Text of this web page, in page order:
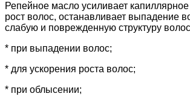
Репейное масло усиливает
рост волос, останавливает выпадение
слабую и поврежденную структуру
* при выпадении волос;
* для ускорения роста волос;
* при облысении;